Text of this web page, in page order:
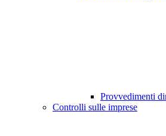
Provvedimenti
Controlli sulle imprese